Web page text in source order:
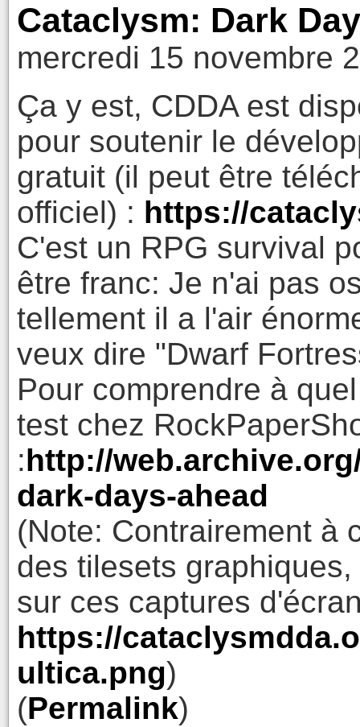
Cataclysm: Dark
mercredi 15 novembre
Ça y est, CDDA est
pour soutenir le
gratuit (il peut être
officiel) : https://
C'est un RPG survival
être franc: Je n'ai pas
tellement il a l'air
veux dire "Dwarf
Pour comprendre à
test chez
:http://
dark-days-ahead
(Note: Contrairement à
des tilesets
sur ces captures
https://
ultica.png)
(Permalink)